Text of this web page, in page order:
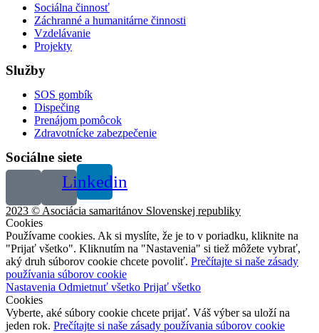
Sociálna činnosť
Záchranné a humanitárne činnosti
Vzdelávanie
Projekty
Služby
SOS gombík
Dispečing
Prenájom pomôcok
Zdravotnícke zabezpečenie
Sociálne siete
Linkedin
2023 © Asociácia samaritánov Slovenskej republiky
Cookies
Používame cookies. Ak si myslíte, že je to v poriadku, kliknite na
"Prijať všetko". Kliknutím na "Nastavenia" si tiež môžete vybrať,
aký druh súborov cookie chcete povoliť. Prečítajte si naše zásady
používania súborov cookie
Nastavenia Odmietnuť všetko Prijať všetko
Cookies
Vyberte, aké súbory cookie chcete prijať. Váš výber sa uloží na
jeden rok. Prečítajte si naše zásady používania súborov cookie